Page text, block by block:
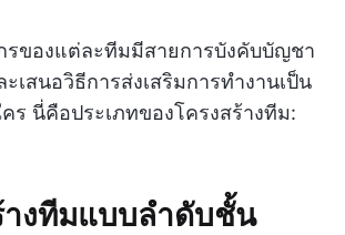
รของแต่ละทีมมีสายการบังคับบัญชา
เสนอวิธีการส่งเสริมการทำงานเป็น
ร นี่คือประเภทของโครงสร้างทีม:
างทีมแบบลำดับชั้น